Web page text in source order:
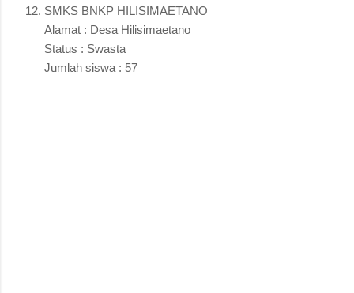
SMKS BNKP HILISIMAETANO
Alamat : Desa Hilisimaetano
Status : Swasta
Jumlah siswa : 57